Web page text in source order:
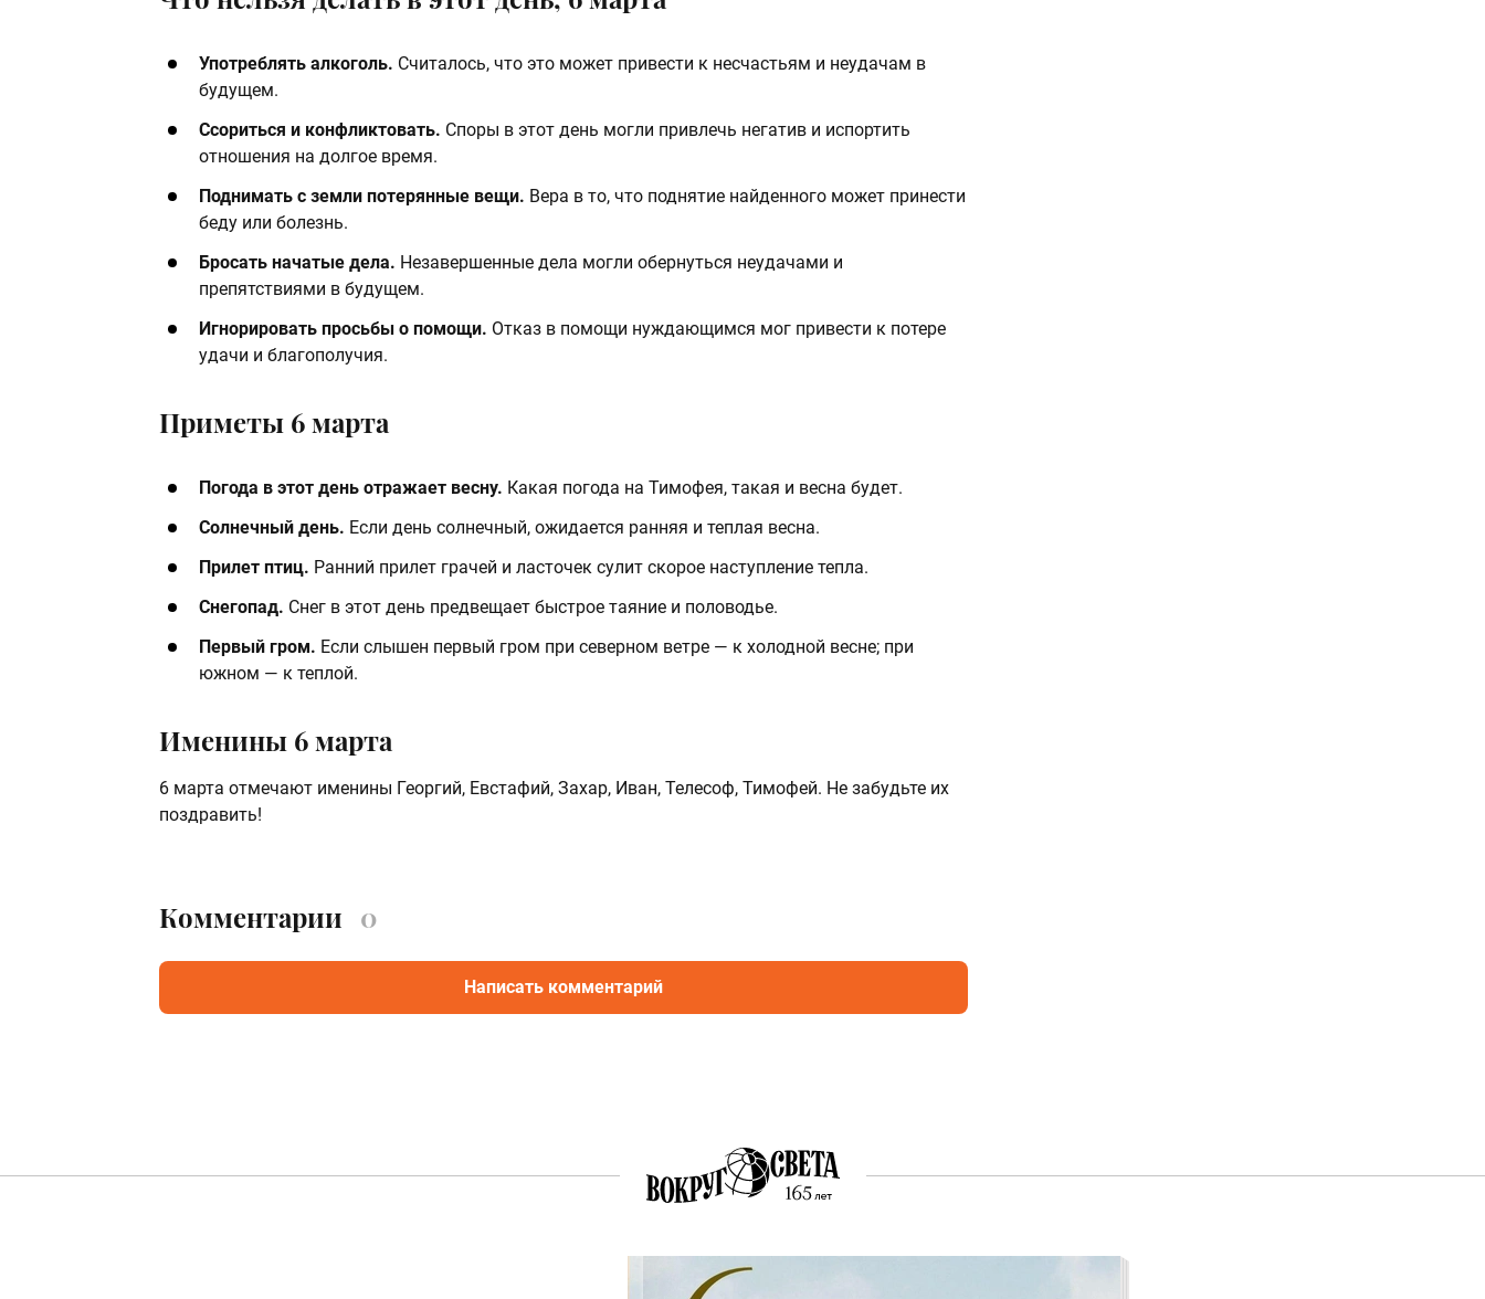
Употреблять алкоголь. Считалось, что это может привести к несчастьям и неудачам в
будущем.​
Ссориться и конфликтовать. Споры в этот день могли привлечь негатив и испортить
отношения на долгое время.​
Поднимать с земли потерянные вещи. Вера в то, что поднятие найденного может принести
беду или болезнь.​
Бросать начатые дела. Незавершенные дела могли обернуться неудачами и
препятствиями в будущем.​
Игнорировать просьбы о помощи. Отказ в помощи нуждающимся мог привести к потере
удачи и благополучия.
Приметы 6 марта
Погода в этот день отражает весну. Какая погода на Тимофея, такая и весна будет.​
Солнечный день. Если день солнечный, ожидается ранняя и теплая весна.​
Прилет птиц. Ранний прилет грачей и ласточек сулит скорое наступление тепла.​
Снегопад. Снег в этот день предвещает быстрое таяние и половодье.​
Первый гром. Если слышен первый гром при северном ветре — к холодной весне; при
южном — к теплой.
Именины 6 марта
6 марта отмечают именины Георгий, Евстафий, Захар, Иван, Телесоф, Тимофей. Не забудьте их
поздравить!
Комментарии 0
Написать комментарий